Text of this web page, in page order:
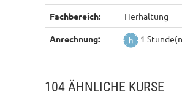
Fachbereich: Tierhaltung
Anrechnung: 1
104 ÄHNLICHE KURSE